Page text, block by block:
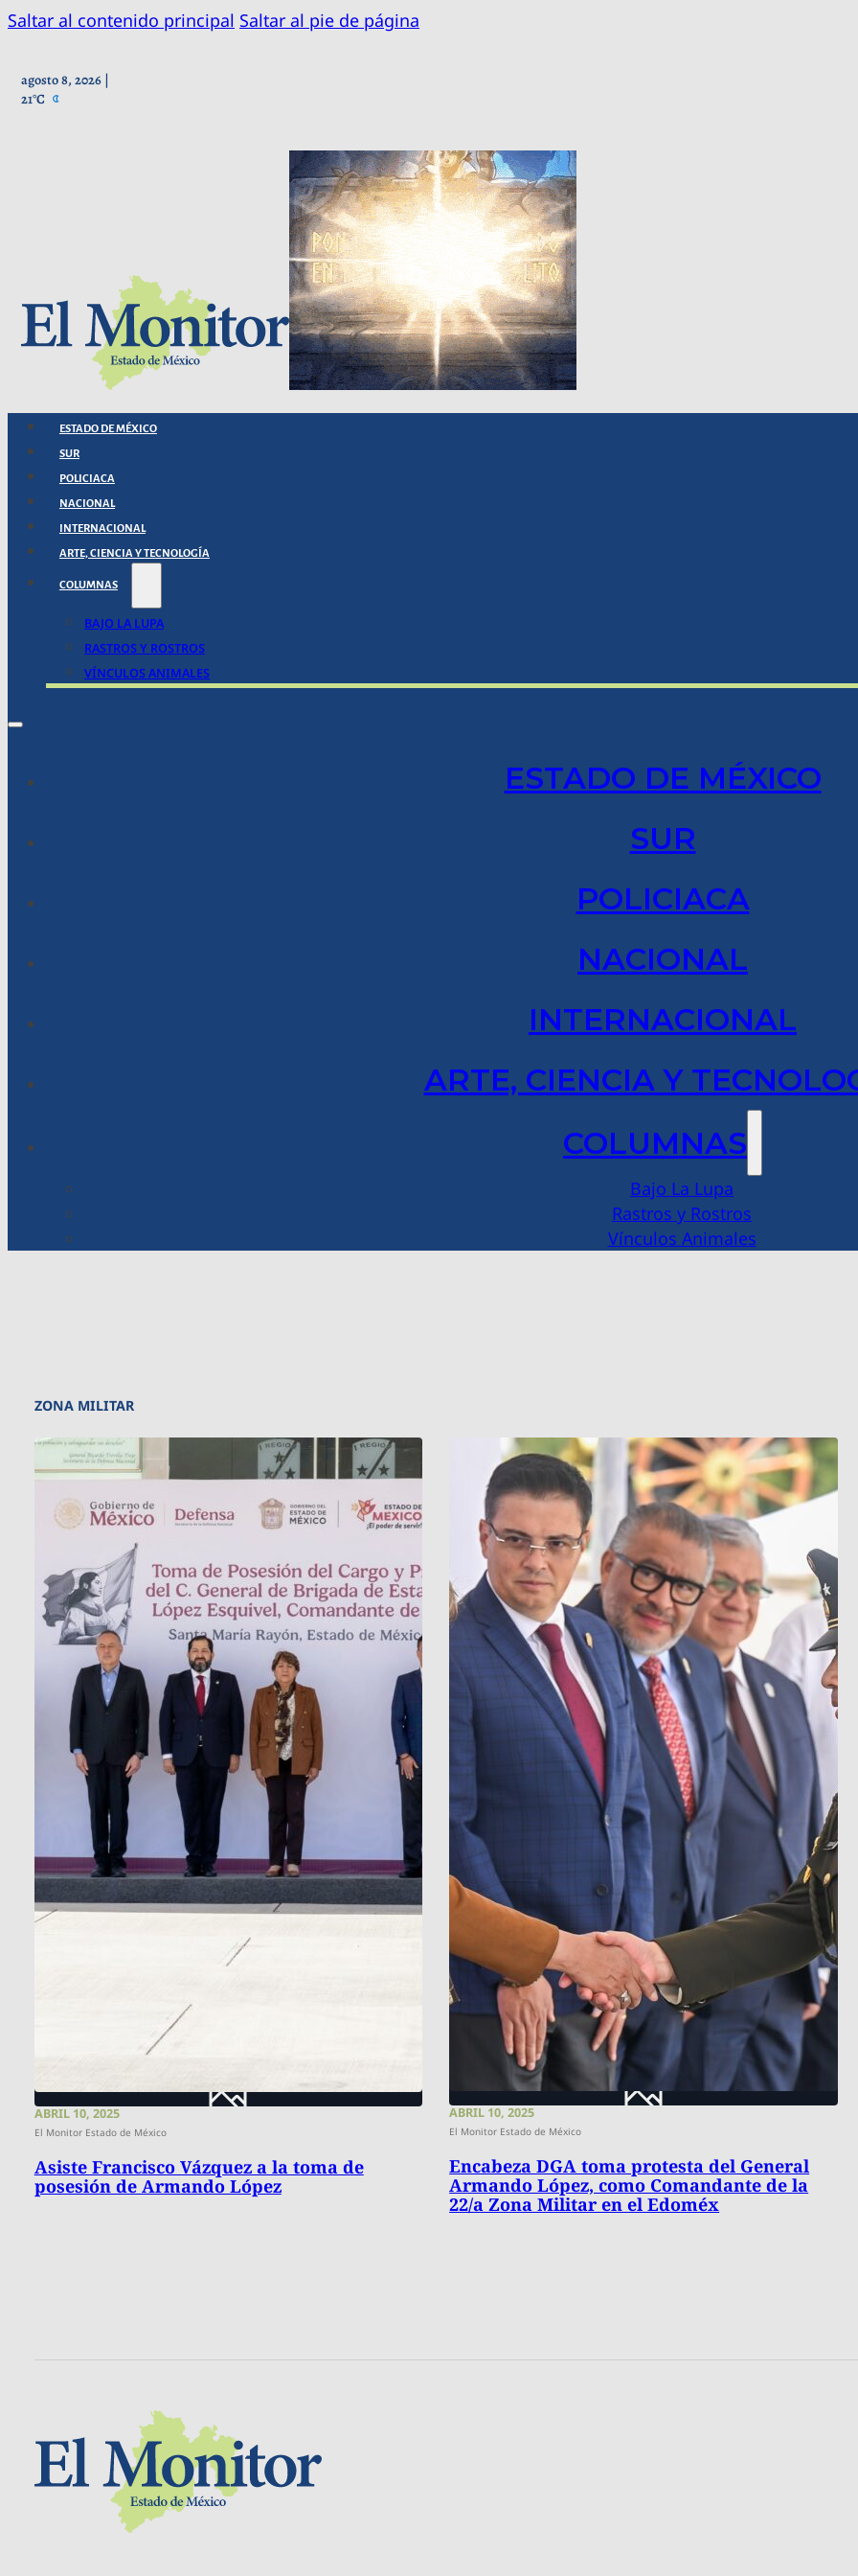
Saltar al contenido principal Saltar al pie de página
agosto 8, 2026 |
21°C
ESTADO DE MÉXICO
SUR
POLICIACA
NACIONAL
INTERNACIONAL
ARTE, CIENCIA Y TECNOLOGÍA
COLUMNAS
BAJO LA LUPA
RASTROS Y ROSTROS
VÍNCULOS ANIMALES
ESTADO DE MÉXICO
SUR
POLICIACA
NACIONAL
INTERNACIONAL
ARTE, CIENCIA Y
COLUMNAS
Bajo La Lupa
Rastros y Rostros
Vínculos Animales
ZONA MILITAR
ABRIL 10, 2025
El Monitor Estado de México
Asiste Francisco Vázquez a la toma de
posesión de Armando López
ABRIL 10, 2025
El Monitor Estado de México
Encabeza DGA toma protesta del General
Armando López, como Comandante de la
22/a Zona Militar en el Edoméx